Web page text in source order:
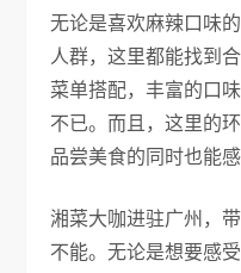
无论是喜欢麻辣口味
人群，这里都能找到
菜单搭配，丰富的口
不已。而且，这里的
品尝美食的同时也能
湘菜大咖进驻广州，
不能。无论是想要感